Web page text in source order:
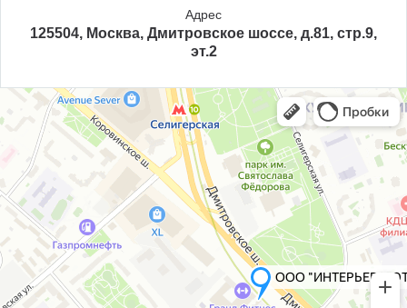
Адрес
125504, Москва, Дмитровское шоссе, д.81, стр.9,
эт.2